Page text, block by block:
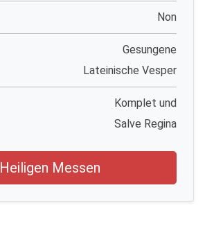
Non
Gesungene
Lateinische Vesper
Komplet und
Salve Regina
Heiligen Messen